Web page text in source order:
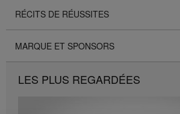
RÉCITS DE RÉUSSITES
MARQUE ET SPONSORS
LES PLUS REGARDÉES